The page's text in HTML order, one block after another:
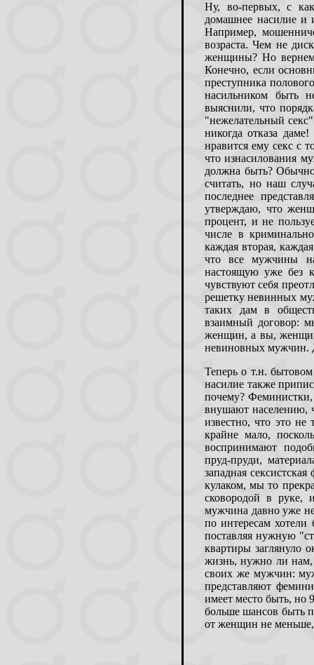
Ну, во-первых, с
домашнее насилие и
Например,
возраста. Чем не
женщины? Но
Конечно, если
преступника
насильником быть
выяснили, что
"нежелательный
никогда отказа
нравится ему секс с
что изнасилования
должна быть? Обычно
считать, но наш
последнее
утверждаю, что
процент, и не
числе в
каждая вторая,
что все мужчины
настоящую уже без
чувствуют себя
решетку невинных
таких дам в
взаимный договор:
женщин, а вы,
невиновных мужчин.
Теперь о т.н.
насилие также
почему? Феминистки,
внушают населению,
известно, что это
крайне мало,
воспринимают
пруд-пруди,
западная
кулаком, мы то
сковородой в руке,
мужчина давно уже
по интересам
поставляя нужную
квартиры заглянуло
жизнь, нужно ли нам,
своих же мужчин:
представляют
имеет место быть, но
больше шансов быть
от женщин не